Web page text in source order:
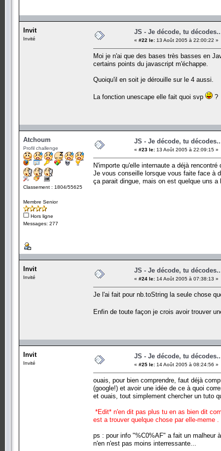
Invit
Invité
JS - Je décode, tu
« #22 le: 13 Août 2005 à 22:00:22 »
Moi je n'ai que des bases très basses en
certains points du javascript m'échappe.
Quoiqu'il en soit je dérouille sur le 4 aussi.
La fonction unescape elle fait quoi svp ?
Atchoum
Profil challenge
Classement : 1804/55625
Membre Senior
Hors ligne
Messages: 277
JS - Je décode, tu
« #23 le: 13 Août 2005 à 22:09:15 »
N'importe qu'elle internaute a déjà
Je vous conseille lorsque vous faite face à
ça parait dingue, mais on est quelque uns
Invit
Invité
JS - Je décode, tu
« #24 le: 14 Août 2005 à 07:38:13 »
Je l'ai fait pour nb.toString la seule chose
Enfin de toute façon je crois avoir trouver
Invit
Invité
JS - Je décode, tu
« #25 le: 14 Août 2005 à 08:24:56 »
ouais, pour bien comprendre, faut déjà
(google!) et avoir une idée de ce à quoi
et ouais, tout simplement chercher un tuto
*Edit* n'en dit pas plus tu en as bien dit
est a trouver quelque chose par elle-meme .
ps : pour info "%C0%AF" a fait un malheur
n'en n'est pas moins interressante...